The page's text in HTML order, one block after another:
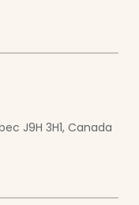
J9H 3H1, Canada